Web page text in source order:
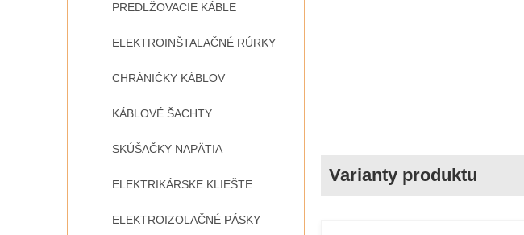
PREDLŽOVACIE KÁBLE
ELEKTROINŠTALAČNÉ RÚRKY
CHRÁNIČKY KÁBLOV
KÁBLOVÉ ŠACHTY
SKÚŠAČKY NAPÄTIA
ELEKTRIKÁRSKE KLIEŠTE
ELEKTROIZOLAČNÉ PÁSKY